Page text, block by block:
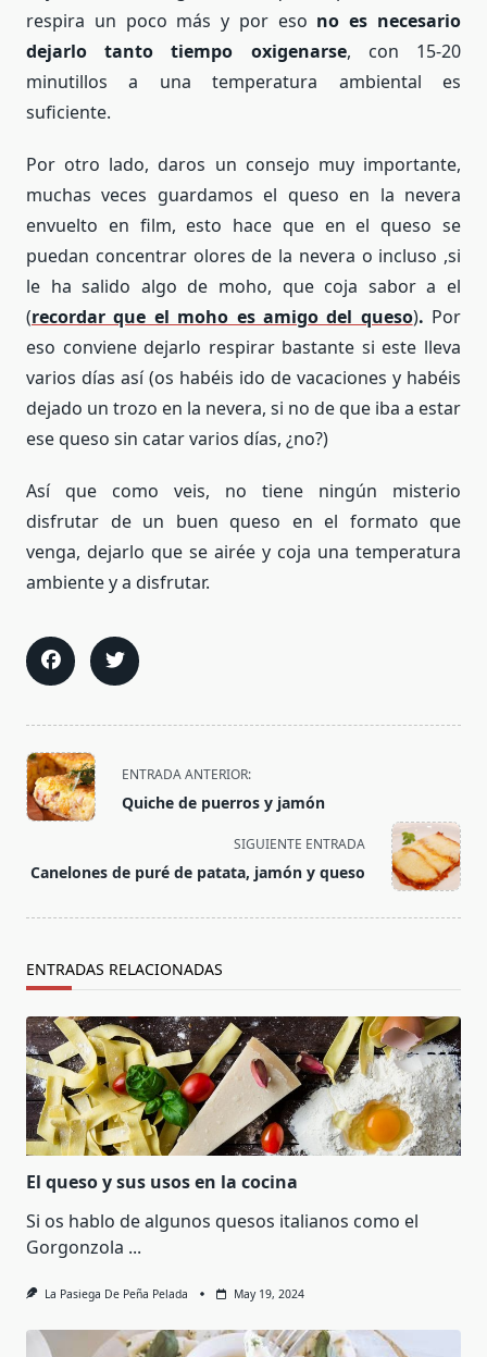
respira un poco más y por eso no es necesario
dejarlo tanto tiempo oxigenarse, con 15-20
minutillos a una temperatura ambiental es
suficiente.
Por otro lado, daros un consejo muy importante,
muchas veces guardamos el queso en la nevera
envuelto en film, esto hace que en el queso se
puedan concentrar olores de la nevera o incluso ,si
le ha salido algo de moho, que coja sabor a el
(recordar que el moho es amigo del queso). Por
eso conviene dejarlo respirar bastante si este lleva
varios días así (os habéis ido de vacaciones y habéis
dejado un trozo en la nevera, si no de que iba a estar
ese queso sin catar varios días, ¿no?)
Así que como veis, no tiene ningún misterio
disfrutar de un buen queso en el formato que
venga, dejarlo que se airée y coja una temperatura
ambiente y a disfrutar.
<span
class="nav-
subtitle
reader-
ENTRADA ANTERIOR:
Quiche de puerros y jamón
SIGUIENTE ENTRADA
Canelones de puré de patata, jamón y queso
ENTRADAS RELACIONADAS
El queso y sus usos en la cocina
Si os hablo de algunos quesos italianos como el
Gorgonzola ...
La Pasiega De Peña Pelada May 19, 2024